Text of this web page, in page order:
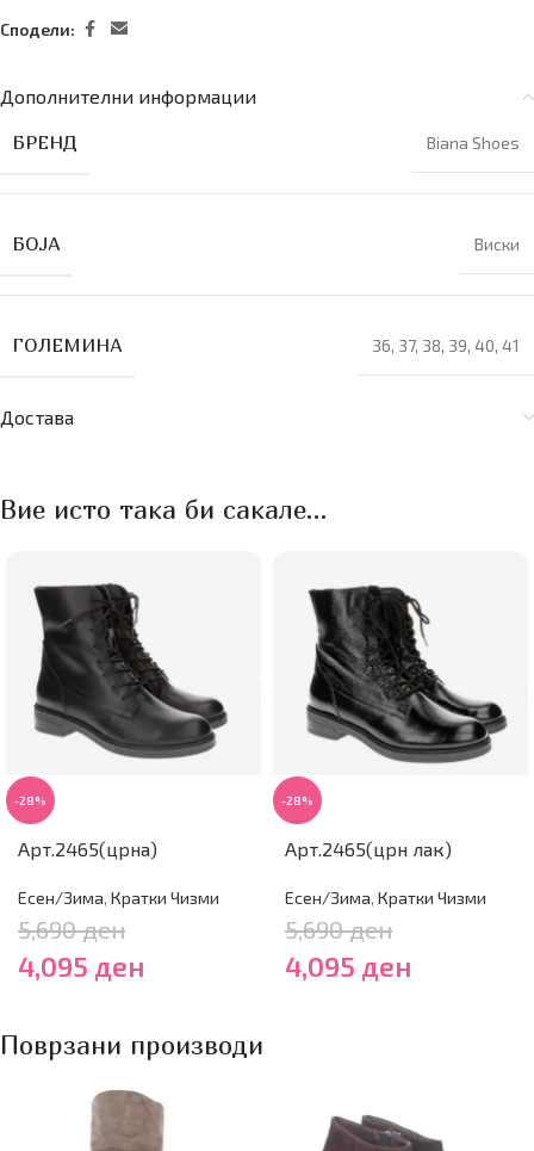
Сподели:
Дополнителни информации
БРЕНД Biana Shoes
БОЈА Виски
ГОЛЕМИНА 36, 37, 38, 39, 40, 41
Достава
Вие исто така би сакале…
-28%
Арт.2465(црна)
Есен/Зима, Кратки Чизми
5,690ден
4,095 ден
-28%
Арт.2465(црн лак)
Есен/Зима, Кратки Чизми
5,690ден
4,095 ден
Поврзани производи